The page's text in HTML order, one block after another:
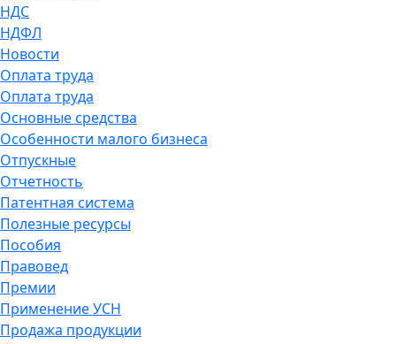
НДС
НДФЛ
Новости
Оплата труда
Оплата труда
Основные средства
Особенности малого бизнеса
Отпускные
Отчетность
Патентная система
Полезные ресурсы
Пособия
Правовед
Премии
Применение УСН
Продажа продукции